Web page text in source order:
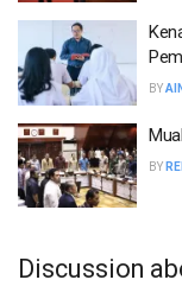
BY
BY
Discussion